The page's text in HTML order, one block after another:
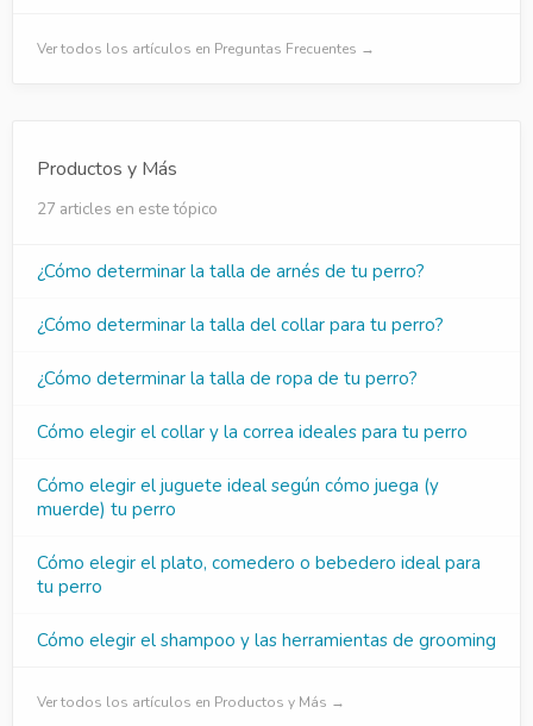
Ver todos los artículos en Preguntas Frecuentes →
Productos y Más
27 articles en este tópico
¿Cómo determinar la talla de arnés de tu perro?
¿Cómo determinar la talla del collar para tu perro?
¿Cómo determinar la talla de ropa de tu perro?
Cómo elegir el collar y la correa ideales para tu perro
Cómo elegir el juguete ideal según cómo juega (y
muerde) tu perro
Cómo elegir el plato, comedero o bebedero ideal para
tu perro
Cómo elegir el shampoo y las herramientas de grooming
Ver todos los artículos en Productos y Más →